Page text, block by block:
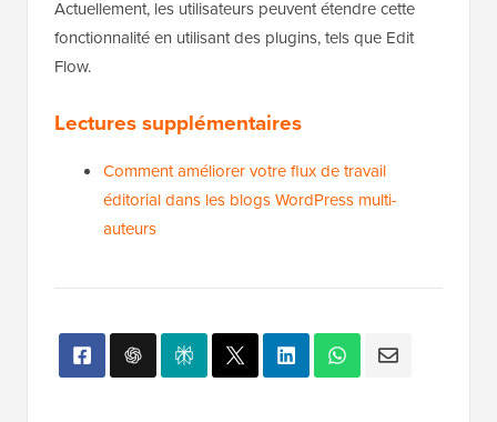
Actuellement, les utilisateurs peuvent étendre cette
fonctionnalité en utilisant des plugins, tels que Edit
Flow.
Lectures supplémentaires
Comment améliorer votre flux de travail
éditorial dans les blogs WordPress multi-
auteurs